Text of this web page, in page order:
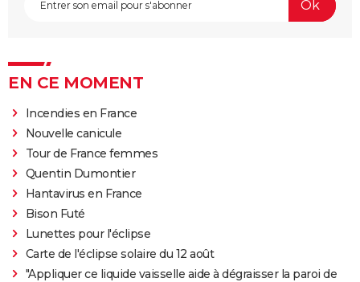
EN CE MOMENT
Incendies en France
Nouvelle canicule
Tour de France femmes
Quentin Dumontier
Hantavirus en France
Bison Futé
Lunettes pour l'éclipse
Carte de l'éclipse solaire du 12 août
"Appliquer ce liquide vaisselle aide à dégraisser la paroi de